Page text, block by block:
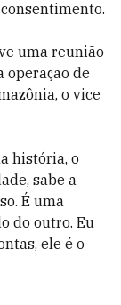
uma reunião
operação de
o vice
história, o
sabe a
É uma
do outro. Eu
ele é o